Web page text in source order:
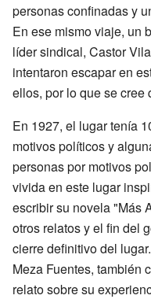
personas confinadas y
En ese mismo viaje, un
líder sindical, Castor
intentaron escapar en
ellos, por lo que se cree
En 1927, el lugar tenía
motivos políticos y
personas por motivos
vivida en este lugar
escribir su novela "Más
otros relatos y el fin del
cierre definitivo del
Meza Fuentes, también
relato sobre su